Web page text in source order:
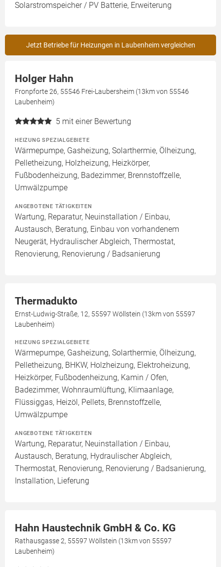
Solarstromspeicher / PV Batterie, Erweiterung
Jetzt Betriebe für Heizungen in Laubenheim vergleichen
Holger Hahn
Fronpforte 26, 55546 Frei-Laubersheim (13km von 55546
Laubenheim)
5 mit einer Bewertung
HEIZUNG SPEZIALGEBIETE
Wärmepumpe, Gasheizung, Solarthermie, Ölheizung,
Pelletheizung, Holzheizung, Heizkörper,
Fußbodenheizung, Badezimmer, Brennstoffzelle,
Umwälzpumpe
ANGEBOTENE TÄTIGKEITEN
Wartung, Reparatur, Neuinstallation / Einbau,
Austausch, Beratung, Einbau von vorhandenem
Neugerät, Hydraulischer Abgleich, Thermostat,
Renovierung, Renovierung / Badsanierung
Thermadukto
Ernst-Ludwig-Straße, 12, 55597 Wöllstein (13km von 55597
Laubenheim)
HEIZUNG SPEZIALGEBIETE
Wärmepumpe, Gasheizung, Solarthermie, Ölheizung,
Pelletheizung, BHKW, Holzheizung, Elektroheizung,
Heizkörper, Fußbodenheizung, Kamin / Ofen,
Badezimmer, Wohnraumlüftung, Klimaanlage,
Flüssiggas, Heizöl, Pellets, Brennstoffzelle,
Umwälzpumpe
ANGEBOTENE TÄTIGKEITEN
Wartung, Reparatur, Neuinstallation / Einbau,
Austausch, Beratung, Hydraulischer Abgleich,
Thermostat, Renovierung, Renovierung / Badsanierung,
Installation, Lieferung
Hahn Haustechnik GmbH & Co. KG
Rathausgasse 2, 55597 Wöllstein (13km von 55597
Laubenheim)